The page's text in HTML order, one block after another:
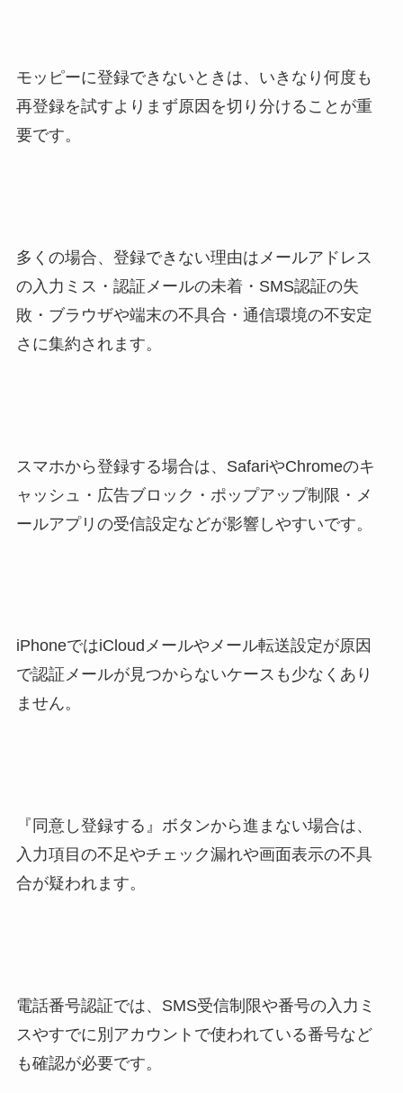
モッピーに登録できないときは、いきなり何度も
再登録を試すよりまず原因を切り分けることが重
要です。
多くの場合、登録できない理由はメールアドレス
の入力ミス・認証メールの未着・SMS認証の失
敗・ブラウザや端末の不具合・通信環境の不安定
さに集約されます。
スマホから登録する場合は、SafariやChromeのキ
ャッシュ・広告ブロック・ポップアップ制限・メ
ールアプリの受信設定などが影響しやすいです。
iPhoneではiCloudメールやメール転送設定が原因
で認証メールが見つからないケースも少なくあり
ません。
『同意し登録する』ボタンから進まない場合は、
入力項目の不足やチェック漏れや画面表示の不具
合が疑われます。
電話番号認証では、SMS受信制限や番号の入力ミ
スやすでに別アカウントで使われている番号など
も確認が必要です。